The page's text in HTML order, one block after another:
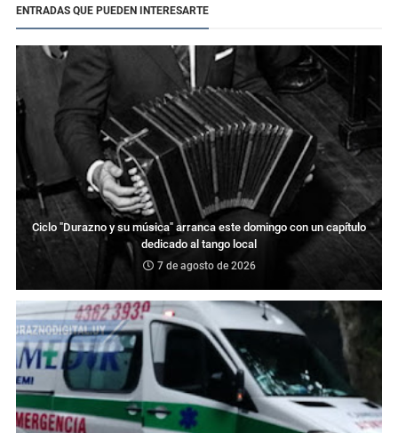
ENTRADAS QUE PUEDEN INTERESARTE
Ciclo "Durazno y su música" arranca este domingo con un capítulo
dedicado al tango local
7 de agosto de 2026